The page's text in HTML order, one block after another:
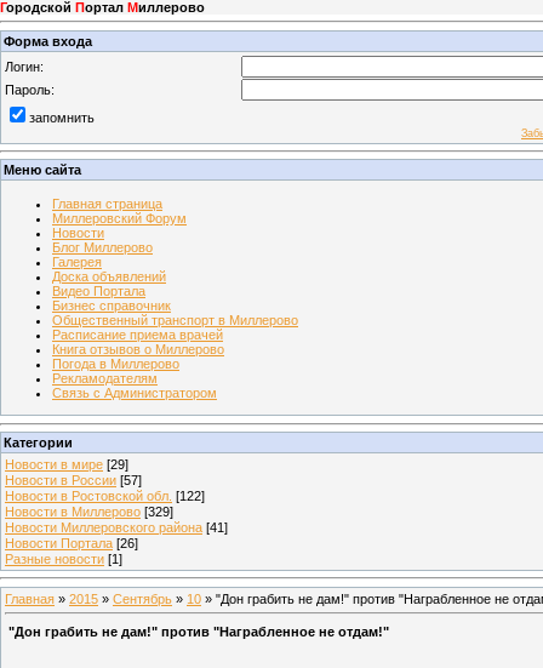
Городской Портал Миллерово
Форма входа
Логин:
Пароль:
запомнить
Меню сайта
Главная страница
Миллеровский Форум
Новости
Блог Миллерово
Галерея
Доска объявлений
Видео Портала
Бизнес справочник
Общественный транспорт в Миллерово
Расписание приема врачей
Книга отзывов о Миллерово
Погода в Миллерово
Рекламодателям
Связь с Администратором
Категории
Новости в мире [29]
Новости в России [57]
Новости в Ростовской обл. [122]
Новости в Миллерово [329]
Новости Миллеровского района [41]
Новости Портала [26]
Разные новости [1]
Главная » 2015 » Сентябрь » 10 » "Дон грабить не дам!" против "Награбленное не
"Дон грабить не дам!" против "Награбленное не отдам!"